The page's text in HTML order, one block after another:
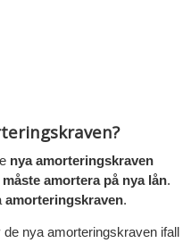
nya amorteringskraven
måste amortera på nya lån.
amorteringskraven.
nya amorteringskraven ifall